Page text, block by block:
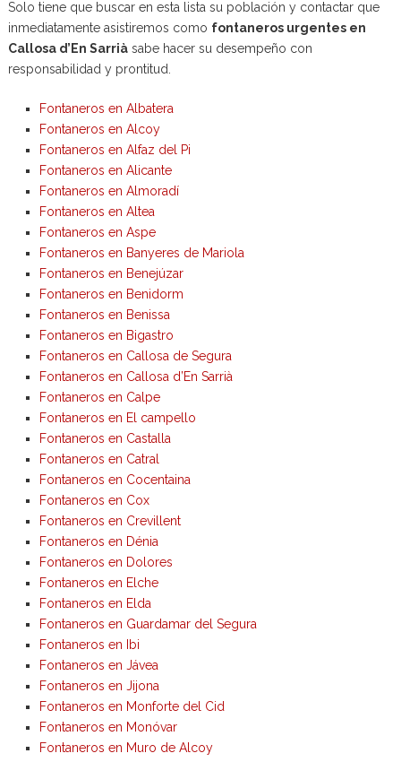
Solo tiene que buscar en esta lista su población y contactar que
inmediatamente asistiremos como fontaneros urgentes en
Callosa d’En Sarriàsabe hacer su desempeño con
responsabilidad y prontitud.
Fontaneros en Albatera
Fontaneros en Alcoy
Fontaneros en Alfaz del Pi
Fontaneros en Alicante
Fontaneros en Almoradí
Fontaneros en Altea
Fontaneros en Aspe
Fontaneros en Banyeres de Mariola
Fontaneros en Benejúzar
Fontaneros en Benidorm
Fontaneros en Benissa
Fontaneros en Bigastro
Fontaneros en Callosa de Segura
Fontaneros en Callosa d’En Sarrià
Fontaneros en Calpe
Fontaneros en El campello
Fontaneros en Castalla
Fontaneros en Catral
Fontaneros en Cocentaina
Fontaneros en Cox
Fontaneros en Crevillent
Fontaneros en Dénia
Fontaneros en Dolores
Fontaneros en Elche
Fontaneros en Elda
Fontaneros en Guardamar del Segura
Fontaneros en Ibi
Fontaneros en Jávea
Fontaneros en Jijona
Fontaneros en Monforte del Cid
Fontaneros en Monóvar
Fontaneros en Muro de Alcoy